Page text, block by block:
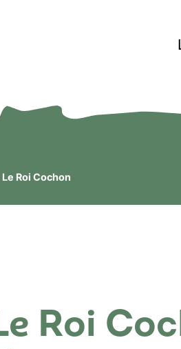
Le Roi Cochon
Roi